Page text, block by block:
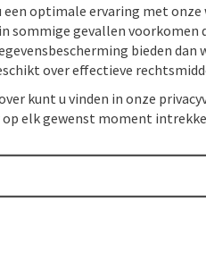
een optimale ervaring met
sommige gevallen voorkomen
bieden
over effectieve
kunt u vinden in onze
elk gewenst moment